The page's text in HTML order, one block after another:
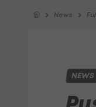
News
NEWS